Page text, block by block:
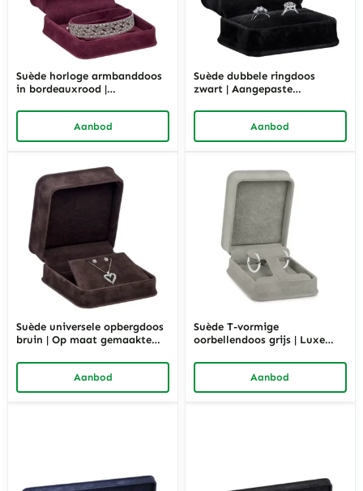
Suède horloge armbanddoos
in bordeauxrood |
verpakkings- en
displayoplossingen –
Richpack
Aanbod
Suède dubbele ringdoos
zwart | Aangepaste
displayoplossingen –
Aanbod
Suède universele opbergdoos
bruin | Op maat gemaakte
verpakkingsoplossingen –
Aanbod
Suède T-vormige
oorbellendoos grijs | Luxe
– Richpack
Aanbod